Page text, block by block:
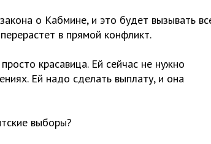
о Кабмине, и это будет вызывать
в прямой конфликт.
красавица. Ей сейчас не нужно
Ей надо сделать выплату, и она
выборы?